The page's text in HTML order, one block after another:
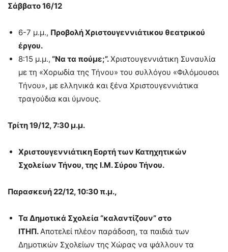
Σάββατο 16/12
6-7 μ.μ., Προβολή Χριστουγεννιάτικου θεατρικού
έργου.
8:15 μ.μ., “Να τα πούμε;”.Χριστουγεννιάτικη Συναυλία
με τη «Χορωδία της Τήνου» του συλλόγου «Φιλόμουσοι
Τήνου», με ελληνικά και ξένα Χριστουγεννιάτικα
τραγούδια και ύμνους.
Τρίτη 19/12, 7:30 μ.μ.
Χριστουγεννιάτικη Εορτή των Κατηχητικών
Σχολείων Τήνου, της Ι.Μ. Σύρου Τήνου.
Παρασκευή 22/12, 10:30 π.μ.,
Τα Δημοτικά Σχολεία “καλαντίζουν” στο
ΙΤΗΠ. Αποτελεί πλέον παράδοση, τα παιδιά των
Δημοτικών Σχολείων της Χώρας να ψάλλουν τα